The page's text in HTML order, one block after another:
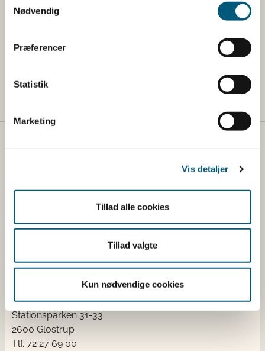
Nødvendig
Præferencer
Statistik
Marketing
Vis detaljer
Tillad alle cookies
Tillad valgte
Kun nødvendige cookies
Opret dyresundhedscertifikat i TRACES
Fødevarestyrelsen
fødevarekæden fra jord til bord med fokus på
officielle Kostråd og smileykontroller, som du kender
fra cafeer, restauranter og supermarkeder.
Fødevarestyrelsen
Stationsparken 31-33
2600 Glostrup
Tlf. 72 2​​​7 69 00